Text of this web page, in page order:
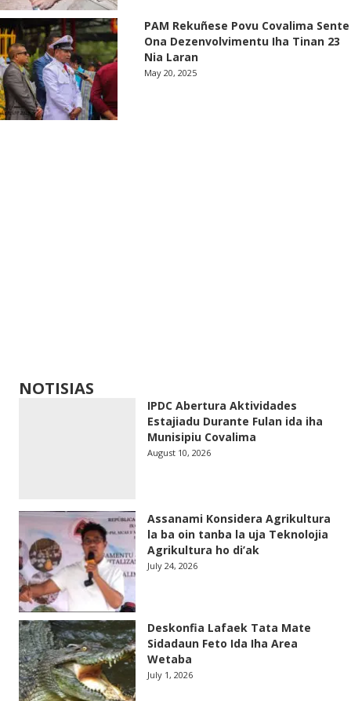
PAM Rekuñese Povu Covalima Sente
Ona Dezenvolvimentu Iha Tinan 23
Nia Laran
May 20, 2025
NOTISIAS
IPDC Abertura Aktividades
Estajiadu Durante Fulan ida iha
Munisipiu Covalima
August 10, 2026
Assanami Konsidera Agrikultura
la ba oin tanba la uja Teknolojia
Agrikultura ho di’ak
July 24, 2026
Deskonfia Lafaek Tata Mate
Sidadaun Feto Ida Iha Area
Wetaba
July 1, 2026